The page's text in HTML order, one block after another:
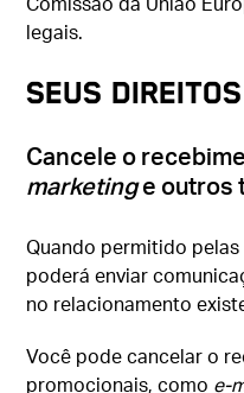
legais.
SEUS
Cancele o
marketinge outros
Quando permitido
poderá enviar
no relacionamento
Você pode cancelar o
promocionais, como e-